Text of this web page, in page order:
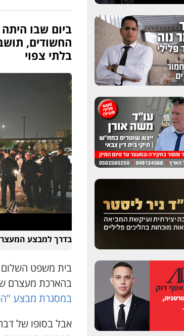
שחר לדובסקי, עו"ד
פלילי מעצרים וחקירות
0507913332
עו"ד איהאב ג'לג'ולי
0505216700
עו"ד שלומי שרון
פלילי צבאי מעצרים
ביום שבו
החשודים,
בלתי צפוי
בדרך למבצע
בהארכת מעצרם
במסגרת מבצע
אבל בסופו של